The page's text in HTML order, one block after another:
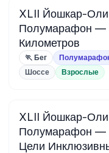
XLII Йошкар-
Полумарафон —
Километров
🏃 Бег
Шоссе Взрослые
XLII Йошкар-
Полумарафон —
Цели